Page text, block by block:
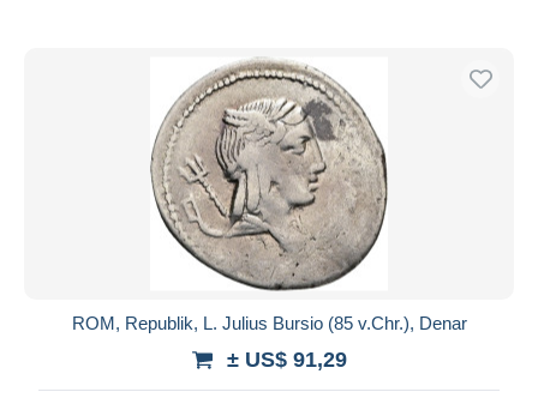
ROM, Republik, L. Julius Bursio (85 v.Chr.), Denar
± US$ 91,29